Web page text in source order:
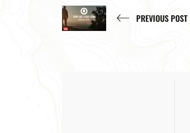
PREVIOUS POST